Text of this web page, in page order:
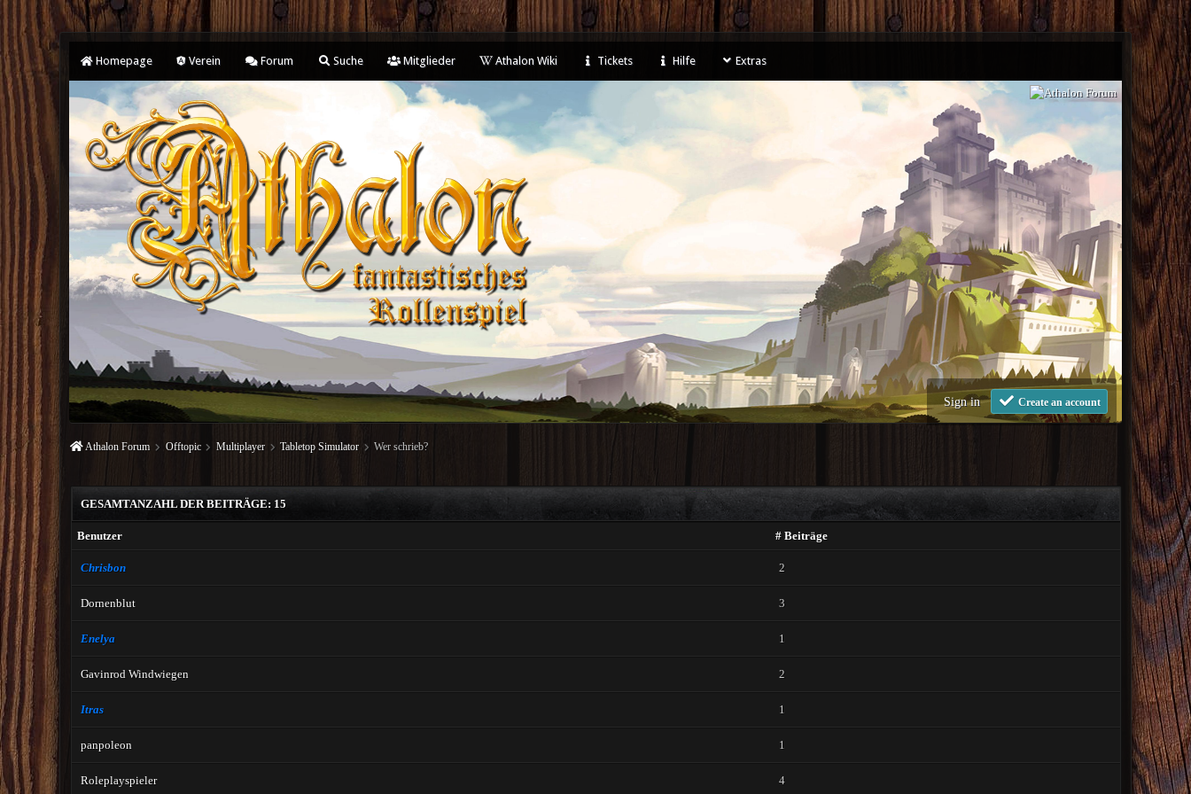
Homepage Verein Forum Suche Mitglieder Athalon Wiki Tickets Hilfe Extras
Sign in Create an account
Athalon Forum Offtopic Multiplayer Tabletop Simulator Wer schrieb?
GESAMTANZAHL DER BEITRÄGE: 15
Benutzer # Beiträge
Chrisbon 2
Dornenblut 3
Enelya 1
Gavinrod Windwiegen 2
Itras 1
panpoleon 1
Roleplayspieler 4